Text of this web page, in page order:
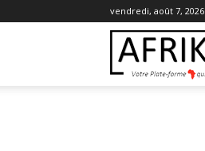
vendredi, août 7, 2026